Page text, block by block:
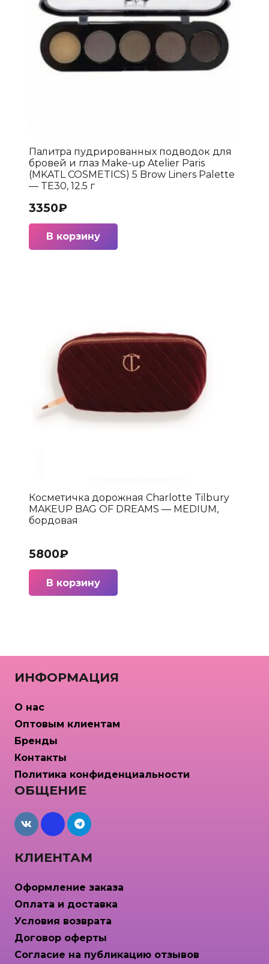
Палитра пудрированных подводок для
бровей и глаз Make-up Atelier Paris
(MKATL COSMETICS) 5 Brow Liners Palette
— TE30, 12.5 г
3350₽
В корзину
Косметичка дорожная Charlotte Tilbury
MAKEUP BAG OF DREAMS — MEDIUM,
бордовая
5800₽
В корзину
КЛИЕНТАМ
Оформление заказа
Оплата и доставка
Условия возврата
Договор оферты
Согласие на публикацию отзывов
ОБЩЕНИЕ
maxcdn
ИНФОРМАЦИЯ
О нас
Оптовым клиентам
Бренды
Контакты
Политика конфиденциальности